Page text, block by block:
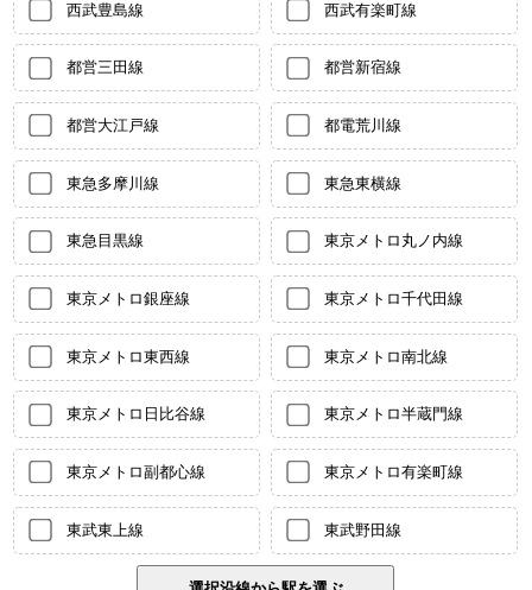
西武豊島線 西武有楽町線
都営三田線 都営新宿線
都営大江戸線 都電荒川線
東急多摩川線 東急東横線
東急目黒線 東京メトロ丸ノ内線
東京メトロ銀座線 東京メトロ千代田線
東京メトロ東西線 東京メトロ南北線
東京メトロ日比谷線 東京メトロ半蔵門線
東京メトロ副都心線 東京メトロ有楽町線
東武東上線 東武野田線